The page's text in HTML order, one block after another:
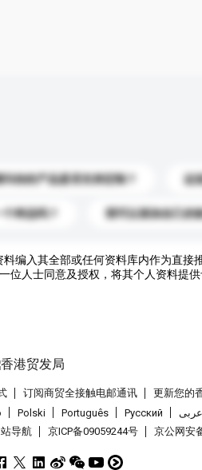
问你的产品是否支持定制？ 运
样品吗？ 我可以添加自己的
编入其全部或任何资料库内作为直
人士同意及授权，将其个人资料提供
订阅商贸全接触电邮通讯 更新您的
Polski Português Pусский عربى
站导航 京ICP备09059244号 京公网安